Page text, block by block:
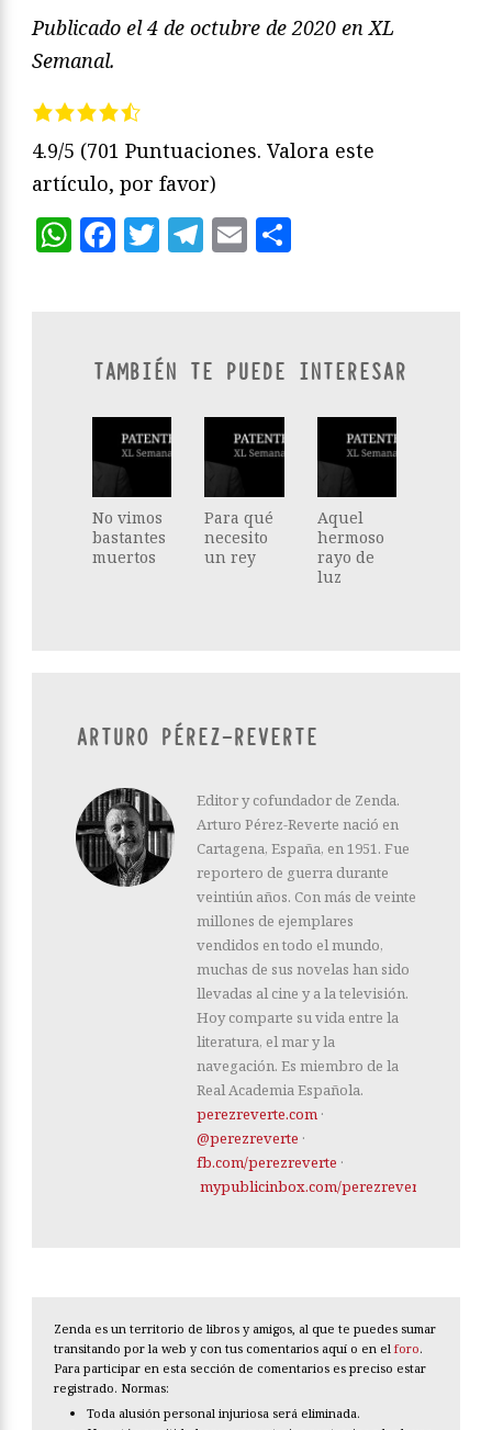
Publicado el 4 de octubre de 2020 en XL
Semanal.
4.9/5 (701 Puntuaciones. Valora este
artículo, por favor)
WhatsApp
Facebook
Twitter
Telegram
Email
TAMBIÉN TE PUEDE INTERESAR
No vimos
bastantes
muertos
Para qué
necesito
un rey
Aquel
hermoso
rayo de
luz
ARTURO PÉREZ-REVERTE
Editor y cofundador de Zenda.
Arturo Pérez-Reverte nació en
Cartagena, España, en 1951. Fue
reportero de guerra durante
veintiún años. Con más de veinte
millones de ejemplares
vendidos en todo el mundo,
muchas de sus novelas han sido
llevadas al cine y a la televisión.
Hoy comparte su vida entre la
literatura, el mar y la
navegación. Es miembro de la
Real Academia Española.
perezreverte.com ·
@perezreverte ·
fb.com/perezreverte ·
mypublicinbox.com/perezreverte
Zenda es un territorio de libros y amigos, al que te puedes sumar
transitando por la web y con tus comentarios aquí o en el foro.
Para participar en esta sección de comentarios es preciso estar
registrado. Normas:
Toda alusión personal injuriosa será eliminada.